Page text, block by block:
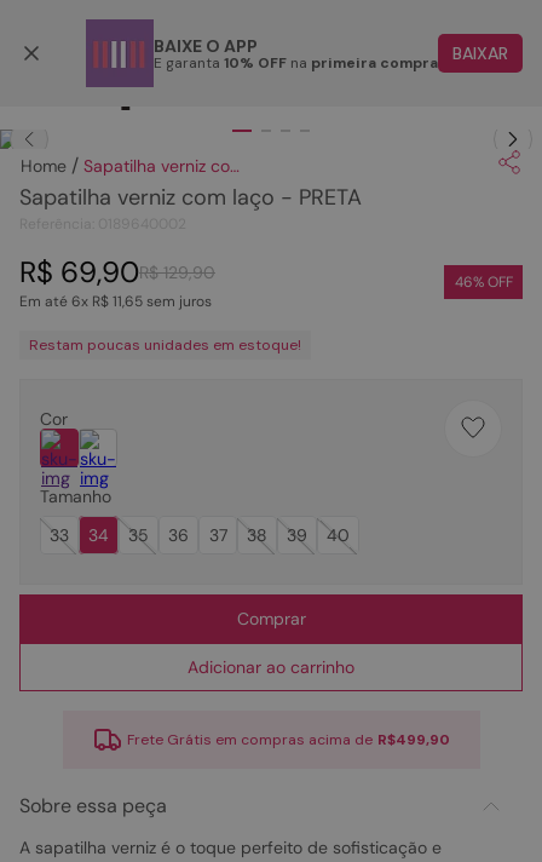
BAIXE O APP
E garanta 10% OFF na primeira compra BAIXAR
Sapatilha verniz com laço - PRETA
Sapatilha verniz com laço - PRETA
R$ 129,90
R$ 69,90
Em até6x R$11,65sem juros
46% OFF
Restam poucas unidades em estoque!
Cor
Tamanho
33
34 35 36 37 38 39 40
Comprar
Adicionar ao carrinho
Frete Grátis em compras acima de R$499,90
Sobre essa peça
A sapatilha verniz é o toque perfeito de sofisticação e
1
2º
tenis
4º
rasteira
5º
sandalia
6º
tamanco
sapatilha
couro
10º scarpin